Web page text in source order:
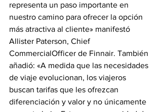
representa un paso importante en
nuestro camino para ofrecer la opción
más atractiva al cliente» manifestó
Allister Paterson, Chief
CommercialOfficer de Finnair. También
añadió: «A medida que las necesidades
de viaje evolucionan, los viajeros
buscan tarifas que les ofrezcan
diferenciación y valor y no únicamente